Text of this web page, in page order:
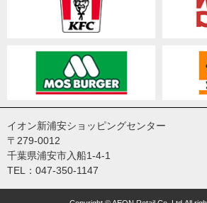
イオン新浦安ショッピングセンター
〒279-0012
千葉県浦安市入船1-4-1
TEL：047-350-1147